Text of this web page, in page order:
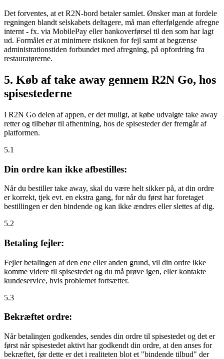
Det forventes, at et R2N-bord betaler samlet. Ønsker man at fordele
regningen blandt selskabets deltagere, må man efterfølgende afregne
internt - fx. via MobilePay eller bankoverførsel til den som har lagt
ud. Formålet er at minimere risikoen for fejl samt at begrænse
administrationstiden forbundet med afregning, på opfordring fra
restauratørerne.
5. Køb af take away gennem R2N Go, hos
spisestederne
I R2N Go delen af appen, er det muligt, at købe udvalgte take away
retter og tilbehør til afhentning, hos de spisesteder der fremgår af
platformen.
5.1
Din ordre kan ikke afbestilles:
Når du bestiller take away, skal du være helt sikker på, at din ordre
er korrekt, tjek evt. en ekstra gang, for når du først har foretaget
bestillingen er den bindende og kan ikke ændres eller slettes af dig.
5.2
Betaling fejler:
Fejler betalingen af den ene eller anden grund, vil din ordre ikke
komme videre til spisestedet og du må prøve igen, eller kontakte
kundeservice, hvis problemet fortsætter.
5.3
Bekræftet ordre:
Når betalingen godkendes, sendes din ordre til spisestedet og det er
først når spisestedet aktivt har godkendt din ordre, at den anses for
bekræftet, før dette er det i realiteten blot et "bindende tilbud" der